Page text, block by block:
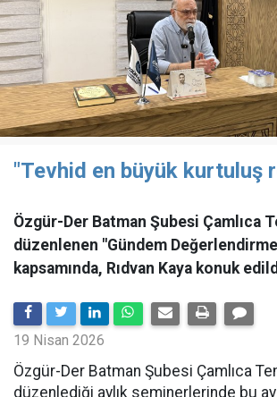
"Tevhid en büyük kurtuluş
Özgür-Der Batman Şubesi Çamlıca
düzenlenen "Gündem
kapsamında, Rıdvan Kaya konuk
19 Nisan 2026
​Özgür-Der Batman Şubesi Çamlıca
düzenlediği aylık seminerlerinde bu